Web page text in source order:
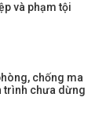
và phạm tội
chống ma
trình chưa dừng